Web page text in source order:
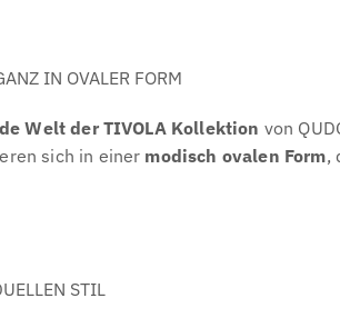
IN OVALER FORM
Welt der TIVOLA Kollektion von
sich in einer modisch ovalen Form,
STIL